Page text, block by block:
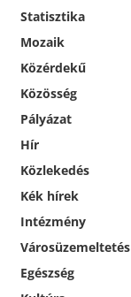
Statisztika
Mozaik
Közérdekű
Közösség
Pályázat
Hír
Közlekedés
Kék hírek
Intézmény
Városüzemeltetés
Egészség